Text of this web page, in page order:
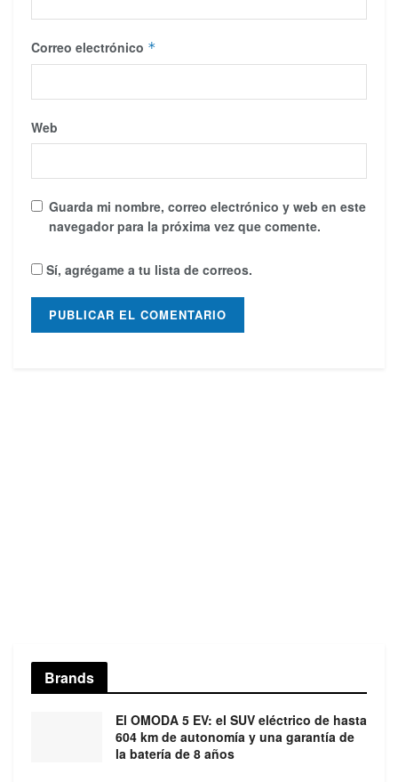
Correo electrónico *
Web
Guarda mi nombre, correo electrónico y web en este
navegador para la próxima vez que comente.
Sí, agrégame a tu lista de correos.
Brands
El OMODA 5 EV: el SUV eléctrico de hasta
604 km de autonomía y una garantía de
la batería de 8 años